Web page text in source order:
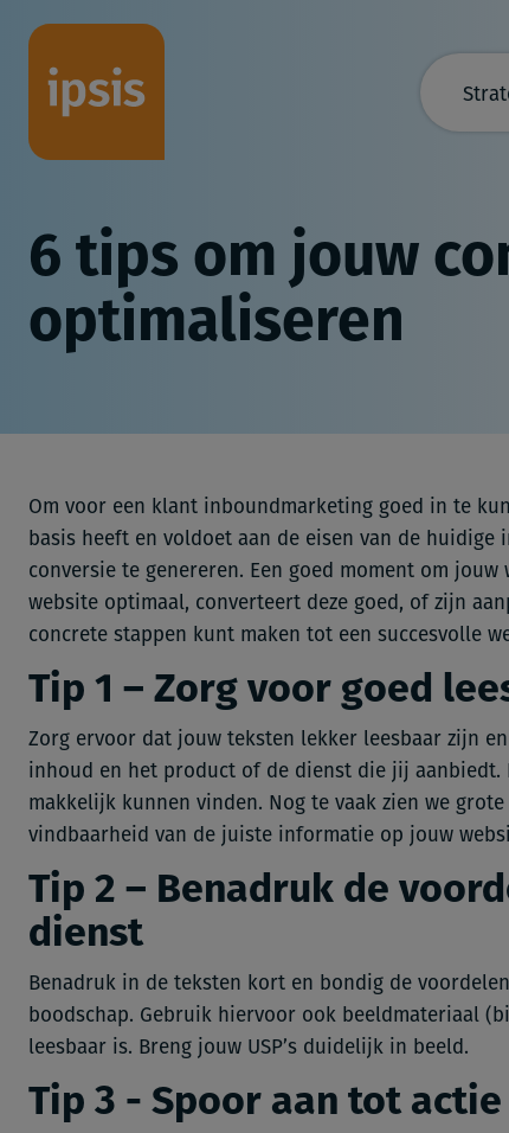
6 tips om jouw
optimaliseren
Om voor een klant inboundmarketing goed in te
basis heeft en voldoet aan de eisen van de
conversie te genereren. Een goed moment om
website optimaal, converteert deze goed, of zijn
concrete stappen kunt maken tot een succesvolle
Tip 1 – Zorg voor goed
Zorg ervoor dat jouw teksten lekker leesbaar zijn
inhoud en het product of de dienst die jij aanbiedt.
makkelijk kunnen vinden. Nog te vaak zien we
vindbaarheid van de juiste informatie op jouw
Tip 2 – Benadruk de
dienst
Benadruk in de teksten kort en bondig de
boodschap. Gebruik hiervoor ook beeldmateriaal
leesbaar is. Breng jouw USP’s duidelijk in beeld.
Tip 3 - Spoor aan tot actie